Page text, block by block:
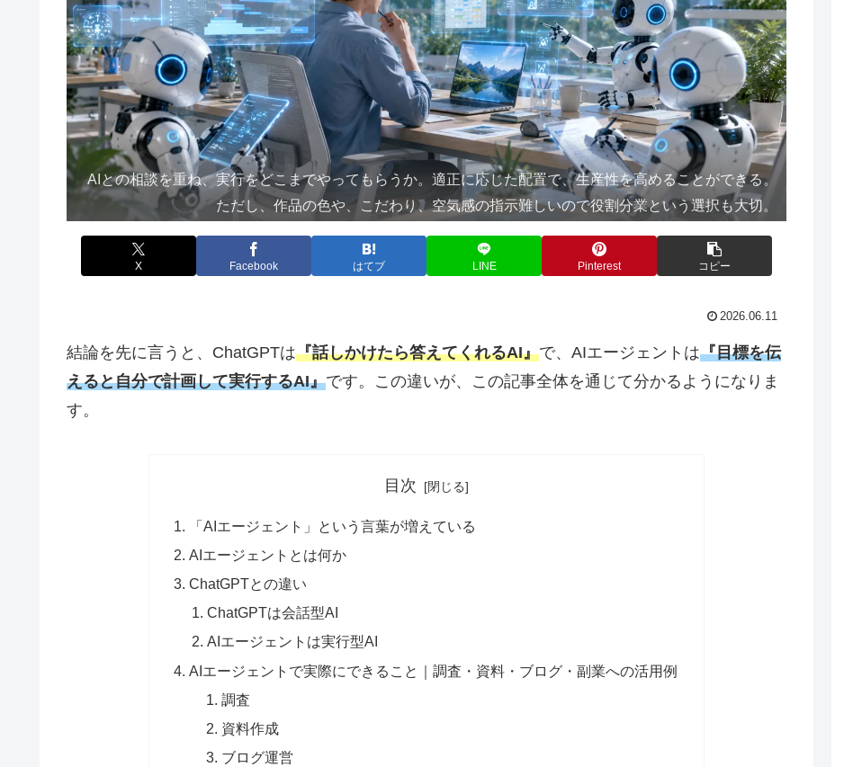
AIとの相談を重ね、実行をどこまでやってもらうか。適正に応じた配置で、生産性を高めることができる。
ただし、作品の色や、こだわり、空気感の指示難しいので役割分業という選択も大切。
X Facebook はてブ LINE Pinterest コピー
2026.06.11
結論を先に言うと、ChatGPTは『話しかけたら答えてくれるAI』で、AIエージェントは『目標を伝
えると自分で計画して実行するAI』です。この違いが、この記事全体を通じて分かるようになりま
す。
目次
「AIエージェント」という言葉が増えている
AIエージェントとは何か
ChatGPTとの違い
ChatGPTは会話型AI
AIエージェントは実行型AI
AIエージェントで実際にできること｜調査・資料・ブログ・副業への活用例
調査
資料作成
ブログ運営